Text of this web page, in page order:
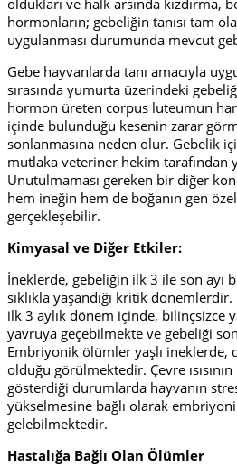
hormonların; gebeliğin tanısı tam
uygulanması durumunda mevcut
Gebe hayvanlarda tanı amacıyla
sırasında yumurta üzerindeki
hormon üreten corpus luteumun
içinde bulunduğu kesenin zarar
sonlanmasına neden olur. Gebelik
mutlaka veteriner hekim tarafından
Unutulmaması gereken bir diğer
hem ineğin hem de boğanın gen
gerçekleşebilir.
Kimyasal ve Diğer Etkiler:
İneklerde, gebeliğin ilk 3 ile son ayı
sıklıkla yaşandığı kritik
ilk 3 aylık dönem içinde, bilinçsizce
yavruya geçebilmekte ve gebeliği
Embriyonik ölümler yaşlı ineklerde,
olduğu görülmektedir. Çevre
gösterdiği durumlarda hayvanın
yükselmesine bağlı olarak
gelebilmektedir.
Hastalığa Bağlı Olan Ölümler